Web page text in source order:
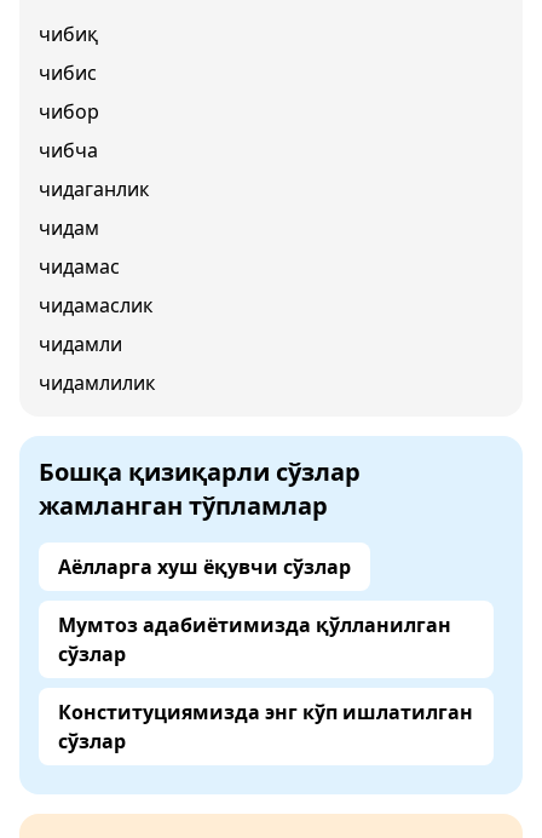
чибиқ
чибис
чибор
чибча
чидаганлик
чидам
чидамас
чидамаслик
чидамли
чидамлилик
Бошқа қизиқарли сўзлар
жамланган тўпламлар
Аёлларга хуш ёқувчи сўзлар
Мумтоз адабиётимизда қўлланилган
сўзлар
Конституциямизда энг кўп ишлатилган
сўзлар